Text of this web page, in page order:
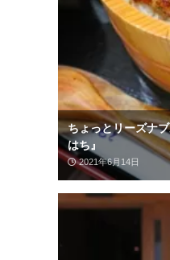
ちょっとリーズナ
はち』
2021年6月14日